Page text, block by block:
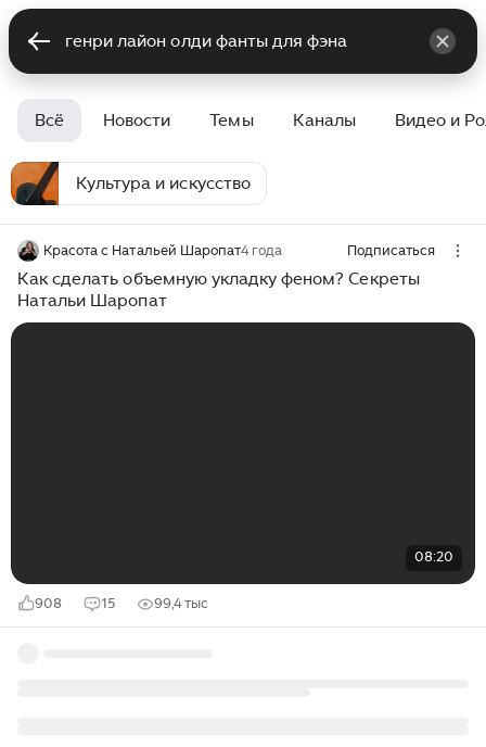
Всё Новости Темы Каналы Видео и
Культура и искусство
Красота с Натальей Шаропат4 года Подписаться
Как сделать объемную укладку феном? Секреты
Натальи Шаропат
08:20
908 15 99,4 тыс